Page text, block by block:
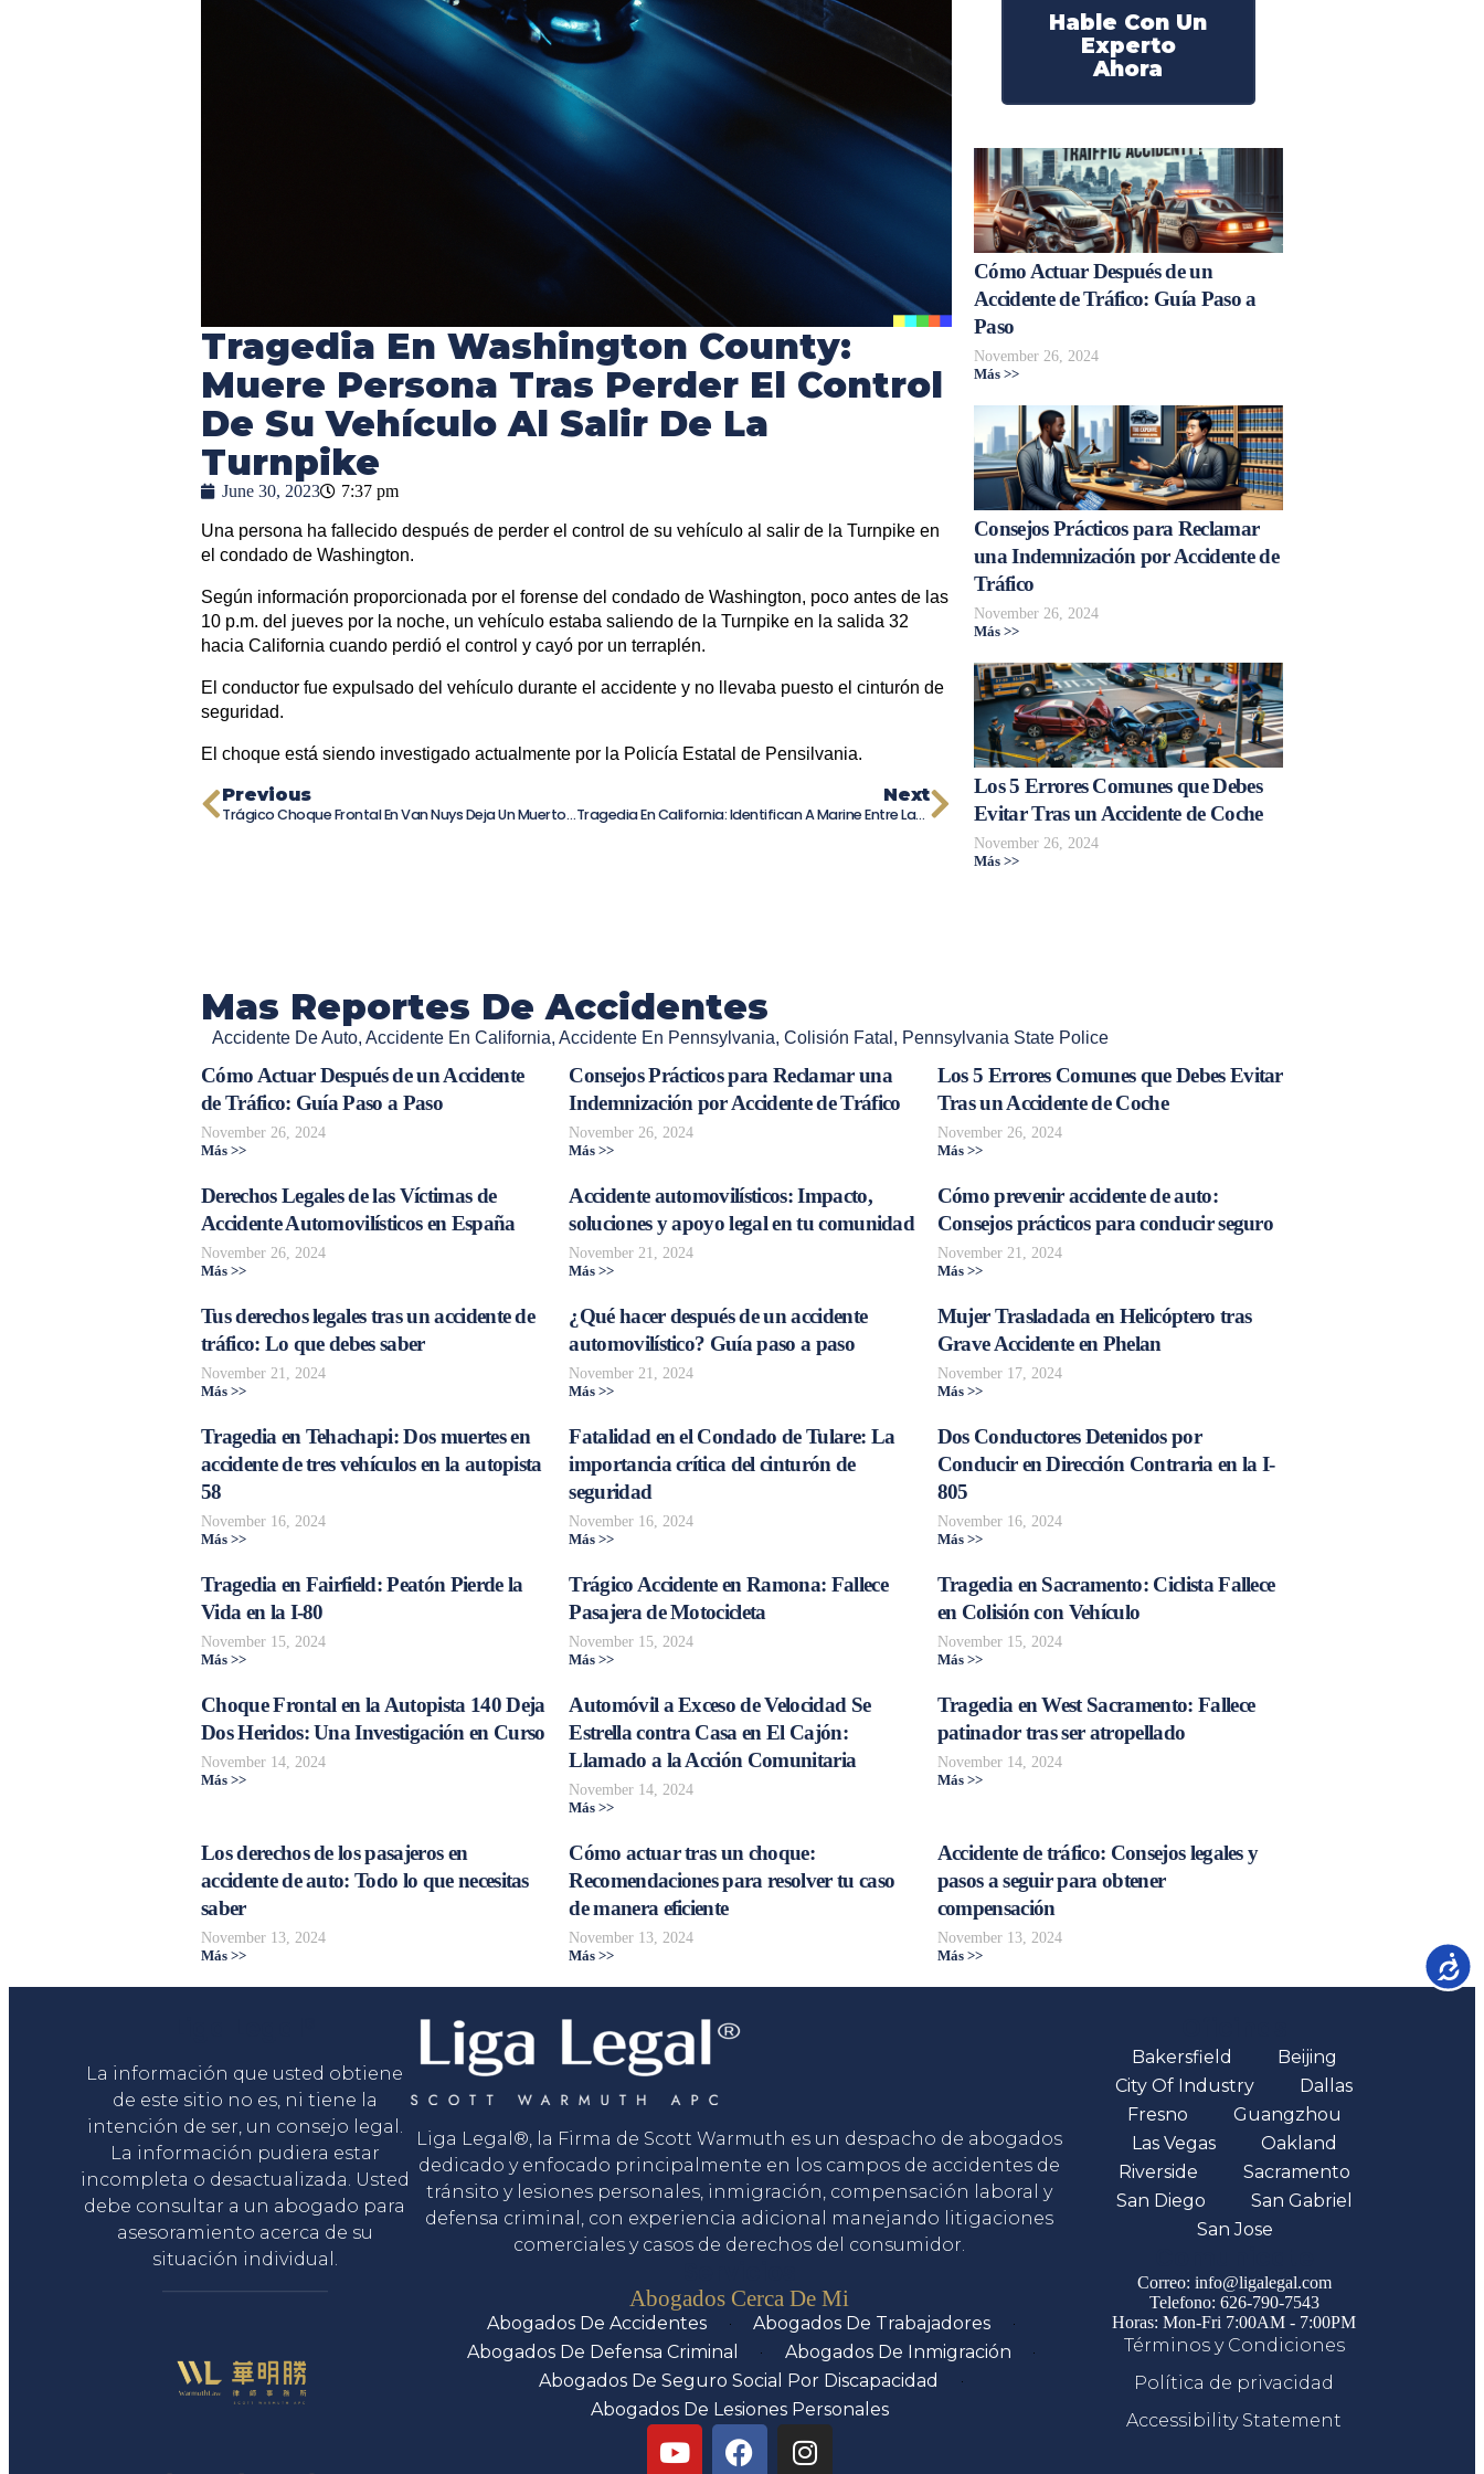
Tragedia En Washington County:
Muere Persona Tras Perder El Control
De Su Vehículo Al Salir De La
Turnpike
June 30, 2023 7:37 pm
Una persona ha fallecido después de perder el control de su vehículo al salir de la Turnpike en
el condado de Washington.
Según información proporcionada por el forense del condado de Washington, poco antes de las
10 p.m. del jueves por la noche, un vehículo estaba saliendo de la Turnpike en la salida 32
hacia California cuando perdió el control y cayó por un terraplén.
El conductor fue expulsado del vehículo durante el accidente y no llevaba puesto el cinturón de
seguridad.
El choque está siendo investigado actualmente por la Policía Estatal de Pensilvania.
Previous
Trágico Choque Frontal En Van Nuys Deja Un Muerto Y Varios Heridos, Incluyendo A Un Niño Pequeño
Next
Tragedia En California: Identifican A Marine Entre Las Víctimas Mortales De Un Fatal Accidente Automovilístico
Hable Con Un
Experto
Ahora
Cómo Actuar Después de un
Accidente de Tráfico: Guía Paso a
Paso
November 26, 2024
Más >>
Consejos Prácticos para Reclamar
una Indemnización por Accidente de
Tráfico
November 26, 2024
Más >>
Los 5 Errores Comunes que Debes
Evitar Tras un Accidente de Coche
November 26, 2024
Más >>
Mas Reportes De Accidentes
Accidente De Auto, Accidente En California, Accidente En Pennsylvania, Colisión Fatal , Pennsylvania State Police
Cómo Actuar Después de un Accidente
de Tráfico: Guía Paso a Paso
November 26, 2024
Más >>
Consejos Prácticos para Reclamar una
Indemnización por Accidente de Tráfico
November 26, 2024
Más >>
Los 5 Errores Comunes que Debes Evitar
Tras un Accidente de Coche
November 26, 2024
Más >>
Derechos Legales de las Víctimas de
Accidente Automovilísticos en España
November 26, 2024
Más >>
Accidente automovilísticos: Impacto,
soluciones y apoyo legal en tu comunidad
November 21, 2024
Más >>
Cómo prevenir accidente de auto:
Consejos prácticos para conducir seguro
November 21, 2024
Más >>
Tus derechos legales tras un accidente de
tráfico: Lo que debes saber
November 21, 2024
Más >>
¿Qué hacer después de un accidente
automovilístico? Guía paso a paso
November 21, 2024
Más >>
Mujer Trasladada en Helicóptero tras
Grave Accidente en Phelan
November 17, 2024
Más >>
Tragedia en Tehachapi: Dos muertes en
accidente de tres vehículos en la autopista
58
November 16, 2024
Más >>
Fatalidad en el Condado de Tulare: La
importancia crítica del cinturón de
seguridad
November 16, 2024
Más >>
Dos Conductores Detenidos por
Conducir en Dirección Contraria en la I-
805
November 16, 2024
Más >>
Tragedia en Fairfield: Peatón Pierde la
Vida en la I-80
November 15, 2024
Más >>
Trágico Accidente en Ramona: Fallece
Pasajera de Motocicleta
November 15, 2024
Más >>
Tragedia en Sacramento: Ciclista Fallece
en Colisión con Vehículo
November 15, 2024
Más >>
Choque Frontal en la Autopista 140 Deja
Dos Heridos: Una Investigación en Curso
November 14, 2024
Más >>
Automóvil a Exceso de Velocidad Se
Estrella contra Casa en El Cajón:
Llamado a la Acción Comunitaria
November 14, 2024
Más >>
Tragedia en West Sacramento: Fallece
patinador tras ser atropellado
November 14, 2024
Más >>
Los derechos de los pasajeros en
accidente de auto: Todo lo que necesitas
saber
November 13, 2024
Más >>
Cómo actuar tras un choque:
Recomendaciones para resolver tu caso
de manera eficiente
November 13, 2024
Más >>
Accidente de tráfico: Consejos legales y
pasos a seguir para obtener
compensación
November 13, 2024
Más >>
La información que usted obtiene
de este sitio no es, ni tiene la
intención de ser, un consejo legal.
La información pudiera estar
incompleta o desactualizada. Usted
debe consultar a un abogado para
asesoramiento acerca de su
situación individual.
Liga Legal®, la Firma de Scott Warmuth es un despacho de abogados
dedicado y enfocado principalmente en los campos de accidentes de
tránsito y lesiones personales, inmigración, compensación laboral y
defensa criminal, con experiencia adicional manejando litigaciones
comerciales y casos de derechos del consumidor.
Abogados Cerca De Mi
Abogados De Accidentes
Abogados De Trabajadores
Abogados De Defensa Criminal
Abogados De Inmigración
Abogados De Seguro Social Por Discapacidad
Abogados De Lesiones Personales
Bakersfield
Beijing
City Of Industry
Dallas
Fresno
Guangzhou
Las Vegas
Oakland
Riverside
Sacramento
San Diego
San Gabriel
San Jose
Correo: info@ligalegal.com
Telefono: 626-790-7543
Horas: Mon-Fri 7:00AM - 7:00PM
Términos y Condiciones
Política de privacidad
Accessibility Statement